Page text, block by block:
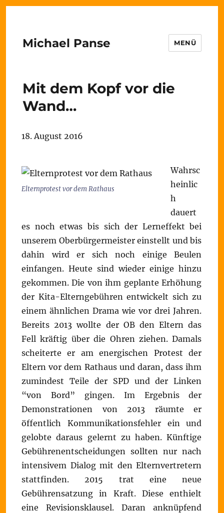
Michael Panse MENÜ
Mit dem Kopf vor die
Wand…
18. August 2016
Elternprotest vor dem Rathaus
Wahrsc
heinlic
h
dauert
es noch etwas bis sich der Lerneffekt bei
unserem Oberbürgermeister einstellt und bis
dahin wird er sich noch einige Beulen
einfangen. Heute sind wieder einige hinzu
gekommen. Die von ihm geplante Erhöhung
der Kita-Elterngebühren entwickelt sich zu
einem ähnlichen Drama wie vor drei Jahren.
Bereits 2013 wollte der OB den Eltern das
Fell kräftig über die Ohren ziehen. Damals
scheiterte er am energischen Protest der
Eltern vor dem Rathaus und daran, dass ihm
zumindest Teile der SPD und der Linken
“von Bord” gingen. Im Ergebnis der
Demonstrationen von 2013 räumte er
öffentlich Kommunikationsfehler ein und
gelobte daraus gelernt zu haben. Künftige
Gebührenentscheidungen sollten nur nach
intensivem Dialog mit den Elternvertretern
stattfinden. 2015 trat eine neue
Gebührensatzung in Kraft. Diese enthielt
eine Revisionsklausel. Daran anknüpfend